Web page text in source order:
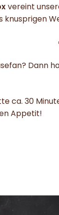
vereint
knusprigen
Dann
ca. 30
Appetit!